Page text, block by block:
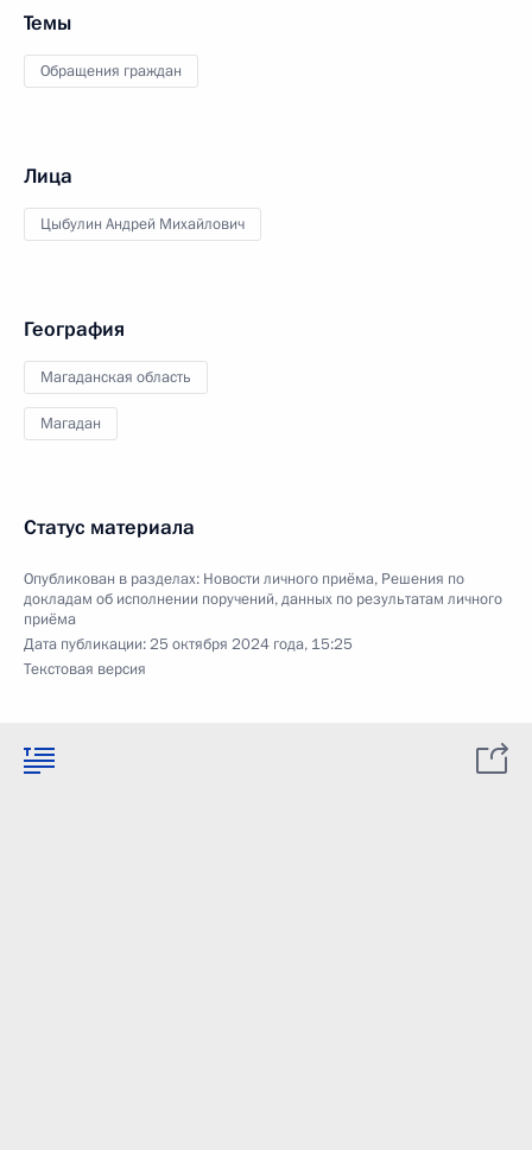
Темы
Обращения граждан
Лица
Цыбулин Андрей Михайлович
География
Магаданская область
Магадан
Статус материала
Опубликован в разделах: Новости личного приёма, Решения по
докладам об исполнении поручений, данных по результатам личного
приёма
Дата публикации:25 октября 2024 года, 15:25
Текстовая версия